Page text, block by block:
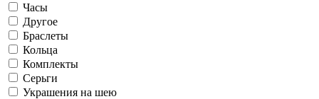
Часы
Другое
Браслеты
Кольца
Комплекты
Серьги
Украшения на шею